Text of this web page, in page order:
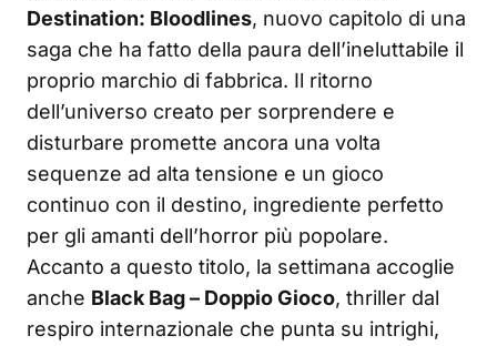
Destination: Bloodlines, nuovo capitolo di una
saga che ha fatto della paura dell’ineluttabile il
proprio marchio di fabbrica. Il ritorno
dell’universo creato per sorprendere e
disturbare promette ancora una volta
sequenze ad alta tensione e un gioco
continuo con il destino, ingrediente perfetto
per gli amanti dell’horror più popolare.
Accanto a questo titolo, la settimana accoglie
anche Black Bag – Doppio Gioco, thriller dal
respiro internazionale che punta su intrighi,